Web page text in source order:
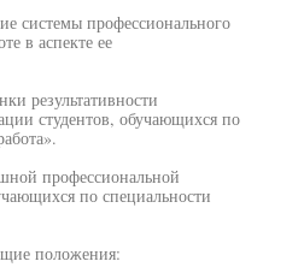
системы профессионального
в аспекте ее
результативности
студентов, обучающихся по
профессиональной
по специальности
положения: